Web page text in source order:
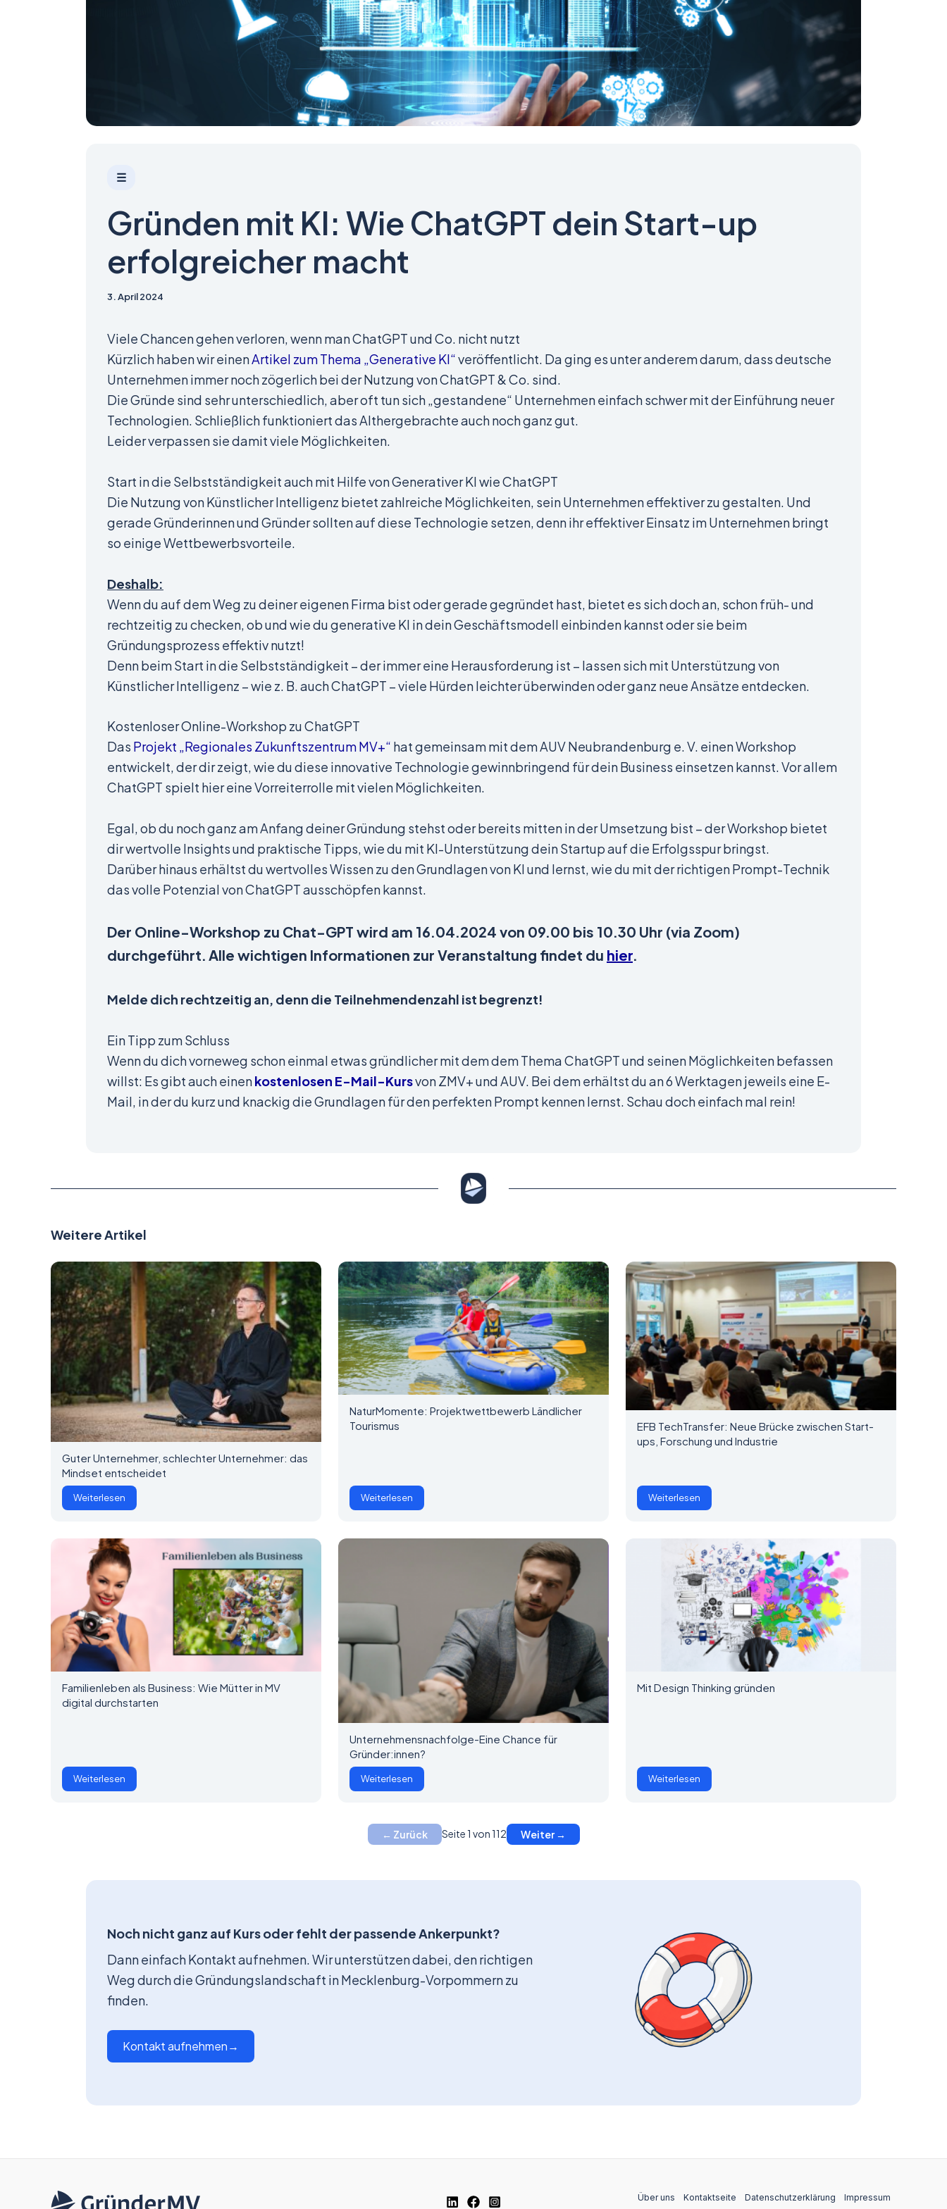
☰
Gründen mit KI: Wie ChatGPT dein Start-up
erfolgreicher macht
3. April 2024
Viele Chancen gehen verloren, wenn man ChatGPT und Co. nicht nutzt
Kürzlich haben wir einenArtikel zum Thema „Generative KI“veröffentlicht. Da ging es unter anderem darum, dass deutsche
Unternehmen immer noch zögerlich bei der Nutzung von ChatGPT & Co. sind.
Die Gründe sind sehr unterschiedlich, aber oft tun sich „gestandene“ Unternehmen einfach schwer mit der Einführung neuer
Technologien. Schließlich funktioniert das Althergebrachte auch noch ganz gut.
Leider verpassen sie damit viele Möglichkeiten.
Start in die Selbstständigkeit auch mit Hilfe von Generativer KI wie ChatGPT
Die Nutzung von Künstlicher Intelligenz bietet zahlreiche Möglichkeiten, sein Unternehmen effektiver zu gestalten. Und
gerade Gründerinnen und Gründer sollten auf diese Technologie setzen, denn ihr effektiver Einsatz im Unternehmen bringt
so einige Wettbewerbsvorteile.
Deshalb:
Wenn du auf dem Weg zu deiner eigenen Firma bist oder gerade gegründet hast, bietet es sich doch an, schon früh- und
rechtzeitig zu checken, ob und wie du generative KI in dein Geschäftsmodell einbinden kannst oder sie beim
Gründungsprozess effektiv nutzt!
Denn beim Start in die Selbstständigkeit – der immer eine Herausforderung ist – lassen sich mit Unterstützung von
Künstlicher Intelligenz – wie z. B. auch ChatGPT – viele Hürden leichter überwinden oder ganz neue Ansätze entdecken.
Kostenloser Online-Workshop zu ChatGPT
Das Projekt „Regionales Zukunftszentrum MV+“ hat gemeinsam mit dem AUV Neubrandenburg e. V. einen Workshop
entwickelt, der dir zeigt, wie du diese innovative Technologie gewinnbringend für dein Business einsetzen kannst. Vor allem
ChatGPT spielt hier eine Vorreiterrolle mit vielen Möglichkeiten.
Egal, ob du noch ganz am Anfang deiner Gründung stehst oder bereits mitten in der Umsetzung bist – der Workshop bietet
dir wertvolle Insights und praktische Tipps, wie du mit KI-Unterstützung dein Startup auf die Erfolgsspur bringst.
Darüber hinaus erhältst du wertvolles Wissen zu den Grundlagen von KI und lernst, wie du mit der richtigen Prompt-Technik
das volle Potenzial von ChatGPT ausschöpfen kannst.
Der Online-Workshop zu Chat-GPT wird am 16.04.2024 von 09.00 bis 10.30 Uhr (via Zoom)
durchgeführt. Alle wichtigen Informationen zur Veranstaltung findet du hier.
Melde dich rechtzeitig an, denn die Teilnehmendenzahl ist begrenzt!
Ein Tipp zum Schluss
Wenn du dich vorneweg schon einmal etwas gründlicher mit dem dem Thema ChatGPT und seinen Möglichkeiten befassen
willst: Es gibt auch einenkostenlosen E-Mail-Kursvon ZMV+ und AUV. Bei dem erhältst du an 6 Werktagen jeweils eine E-
Mail, in der du kurz und knackig die Grundlagen für den perfekten Prompt kennen lernst. Schau doch einfach mal rein!
Weitere Artikel
Guter Unternehmer, schlechter Unternehmer: das
Mindset entscheidet
Weiterlesen
NaturMomente: Projektwettbewerb Ländlicher
Tourismus
Weiterlesen
EFB TechTransfer: Neue Brücke zwischen Start-
ups, Forschung und Industrie
Weiterlesen
Familienleben als Business: Wie Mütter in MV
digital durchstarten
Weiterlesen
Unternehmensnachfolge-Eine Chance für
Gründer:innen?
Weiterlesen
Mit Design Thinking gründen
Weiterlesen
← Zurück Seite 1 von 112 Weiter →
Noch nicht ganz auf Kurs oder fehlt der passende Ankerpunkt?
Dann einfach Kontakt aufnehmen. Wir unterstützen dabei, den richtigen
Weg durch die Gründungslandschaft in Mecklenburg-Vorpommern zu
finden.
Kontakt aufnehmen→
Über uns Kontaktseite Datenschutzerklärung Impressum